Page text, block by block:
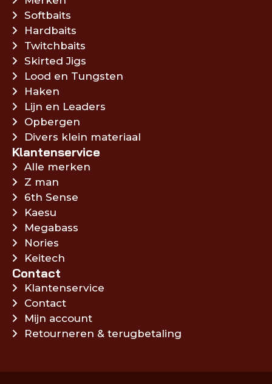
Softbaits
Hardbaits
Twitchbaits
Skirted Jigs
Lood en Tungsten
Haken
Lijn en Leaders
Opbergen
Divers klein materiaal
Klantenservice
Alle merken
Z man
6th Sense
Kaesu
Megabass
Nories
Keitech
Contact
Klantenservice
Contact
Mijn account
Retourneren & terugbetaling